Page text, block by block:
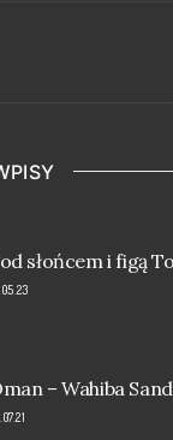
słońcem i figą
– Wahiba